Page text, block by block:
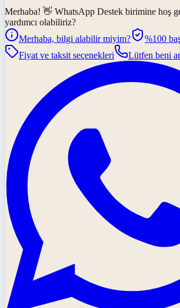
Merhaba! 👋 WhatsApp Destek birimine hoş
yardımcı olabiliriz?
Merhaba, bilgi alabilir miyim?
%100
Fiyat ve taksit seçenekleri
Lütfen beni